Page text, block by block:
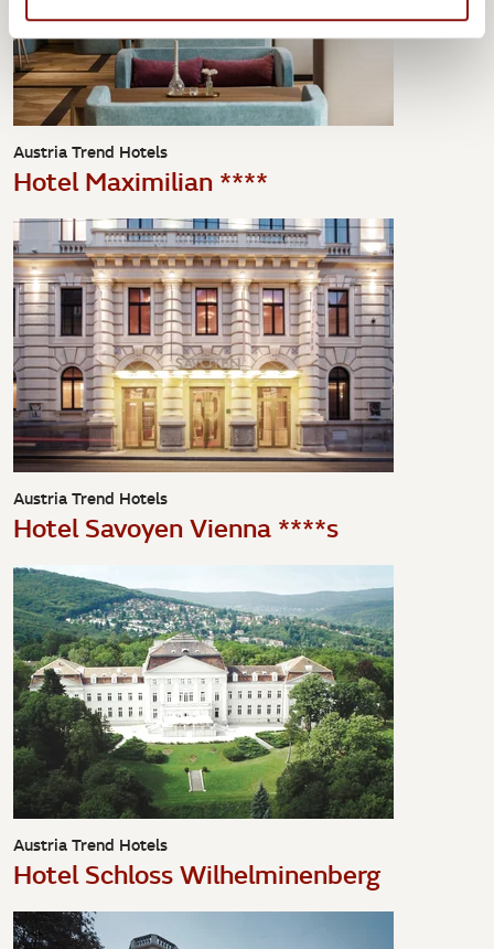
Austria Trend Hotels
Hotel Maximilian ****
Austria Trend Hotels
Hotel Savoyen Vienna ****s
Austria Trend Hotels
Hotel Schloss Wilhelminenberg